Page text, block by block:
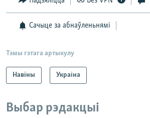
Сачыце за абнаўленьнямі
Тэмы гэтага артыкулу
Навіны Украіна
Выбар рэдакцыі